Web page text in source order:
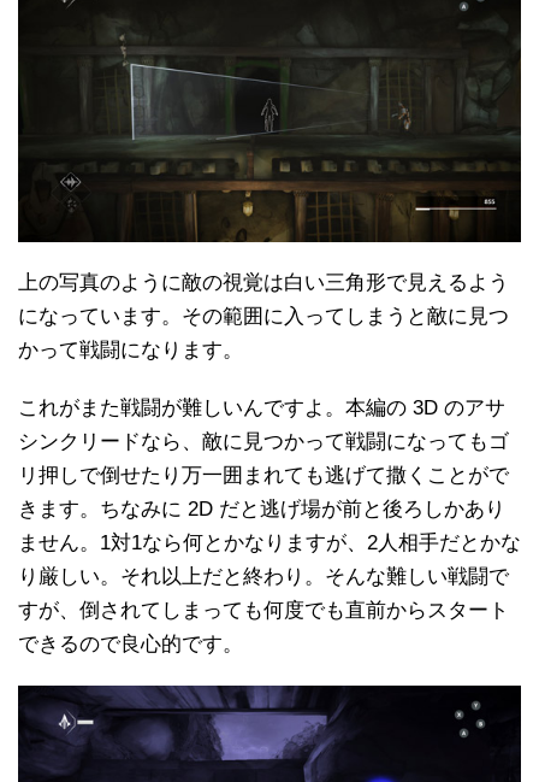
上の写真のように敵の視覚は白い三角形で見えるよう
になっています。その範囲に入ってしまうと敵に見つ
かって戦闘になります。
これがまた戦闘が難しいんですよ。本編の 3D のアサ
シンクリードなら、敵に見つかって戦闘になってもゴ
リ押しで倒せたり万一囲まれても逃げて撒くことがで
きます。ちなみに 2D だと逃げ場が前と後ろしかあり
ません。1対1なら何とかなりますが、2人相手だとかな
り厳しい。それ以上だと終わり。そんな難しい戦闘で
すが、倒されてしまっても何度でも直前からスタート
できるので良心的です。